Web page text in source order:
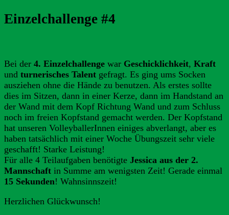
Einzelchallenge #4
Bei der 4. Einzelchallenge war Geschicklichkeit, Kraft
und turnerisches Talent gefragt. Es ging ums Socken
ausziehen ohne die Hände zu benutzen. Als erstes sollte
dies im Sitzen, dann in einer Kerze, dann im Handstand an
der Wand mit dem Kopf Richtung Wand und zum Schluss
noch im freien Kopfstand gemacht werden. Der Kopfstand
hat unseren VolleyballerInnen einiges abverlangt, aber es
haben tatsächlich mit einer Woche Übungszeit sehr viele
geschafft! Starke Leistung!
Für alle 4 Teilaufgaben benötigte Jessica aus der 2.
Mannschaft in Summe am wenigsten Zeit! Gerade einmal
15 Sekunden! Wahnsinnszeit!
Herzlichen Glückwunsch!